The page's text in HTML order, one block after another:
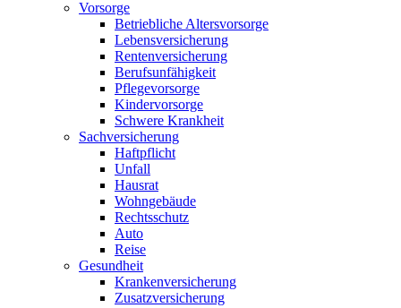
Vorsorge
Betriebliche Altersvorsorge
Lebensversicherung
Rentenversicherung
Berufsunfähigkeit
Pflegevorsorge
Kindervorsorge
Schwere Krankheit
Sachversicherung
Haftpflicht
Unfall
Hausrat
Wohngebäude
Rechtsschutz
Auto
Reise
Gesundheit
Krankenversicherung
Zusatzversicherung